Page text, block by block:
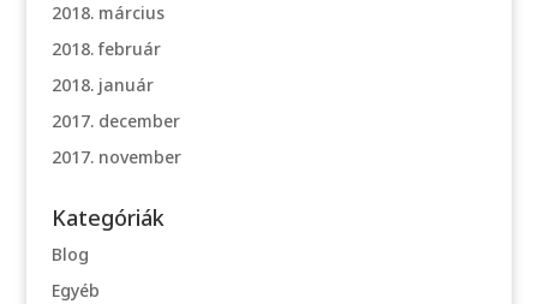
2018. március
2018. február
2018. január
2017. december
2017. november
Kategóriák
Blog
Egyéb